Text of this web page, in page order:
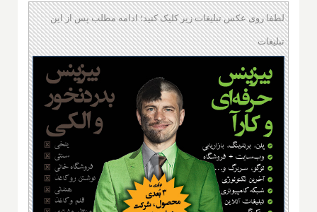
لطفا روی عکس تبلیغات زیر کلیک کنید؛ ادامه مطلب پس از این
تبلیغات